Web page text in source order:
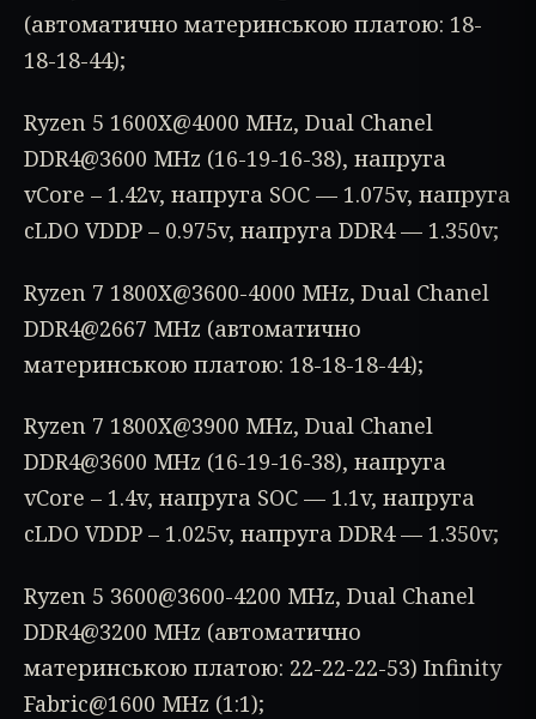
(автоматично материнською платою: 18-
18-18-44);
Ryzen 5 1600X@4000 MHz, Dual Chanel
DDR4@3600 MHz (16-19-16-38), напруга
vCore – 1.42v, напруга SOC — 1.075v, напруга
cLDO VDDP – 0.975v, напруга DDR4 — 1.350v;
Ryzen 7 1800X@3600-4000 MHz, Dual Chanel
DDR4@2667 MHz (автоматично
материнською платою: 18-18-18-44);
Ryzen 7 1800X@3900 MHz, Dual Chanel
DDR4@3600 MHz (16-19-16-38), напруга
vCore – 1.4v, напруга SOC — 1.1v, напруга
cLDO VDDP – 1.025v, напруга DDR4 — 1.350v;
Ryzen 5 3600@3600-4200 MHz, Dual Chanel
DDR4@3200 MHz (автоматично
материнською платою: 22-22-22-53) Infinity
Fabric@1600 MHz (1:1);